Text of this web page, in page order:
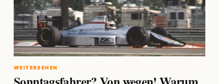
WEITERSEHEN